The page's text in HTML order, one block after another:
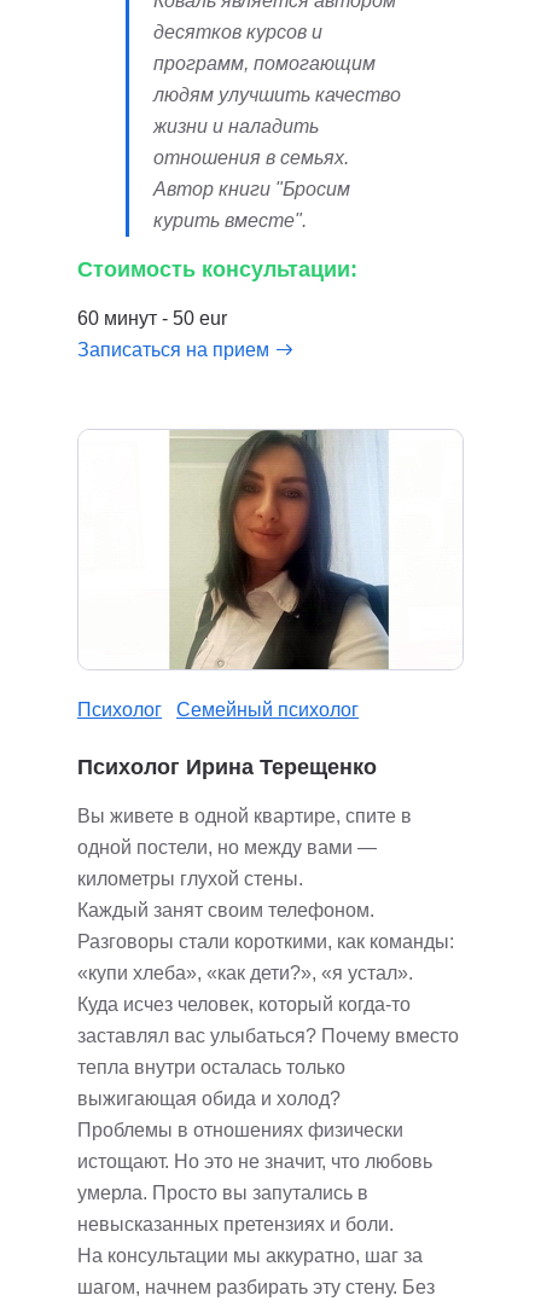
десятков курсов и
программ, помогающим
людям улучшить качество
жизни и наладить
отношения в семьях.
Автор книги "Бросим
курить вместе".
Стоимость консультации:
60 минут - 50 eur
Записаться на прием
Психолог Семейный психолог
Психолог Ирина Терещенко
Вы живете в одной квартире, спите в
одной постели, но между вами —
километры глухой стены.
Каждый занят своим телефоном.
Разговоры стали короткими, как команды:
«купи хлеба», «как дети?», «я устал».
Куда исчез человек, который когда-то
заставлял вас улыбаться? Почему вместо
тепла внутри осталась только
выжигающая обида и холод?
Проблемы в отношениях физически
истощают. Но это не значит, что любовь
умерла. Просто вы запутались в
невысказанных претензиях и боли.
На консультации мы аккуратно, шаг за
шагом, начнем разбирать эту стену. Без